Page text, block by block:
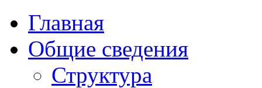
Главная
Общие сведения
Структура